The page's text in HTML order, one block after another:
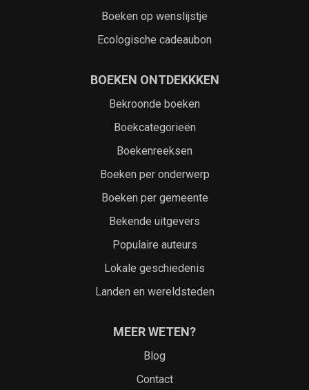
Boeken op wenslijstje
Ecologische cadeaubon
BOEKEN ONTDEKKKEN
Bekroonde boeken
Boekcategorieën
Boekenreeksen
Boeken per onderwerp
Boeken per gemeente
Bekende uitgevers
Populaire auteurs
Lokale geschiedenis
Landen en wereldsteden
MEER WETEN?
Blog
Contact